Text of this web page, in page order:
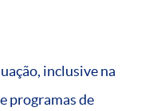
inclusive na
programas de